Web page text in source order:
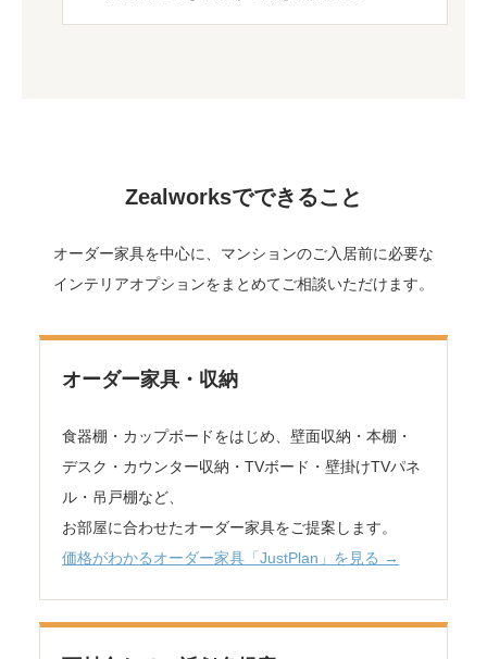
Zealworksでできること
オーダー家具を中心に、マンションのご入居前に必要な
インテリアオプションをまとめてご相談いただけます。
オーダー家具・収納
食器棚・カップボードをはじめ、壁面収納・本棚・
デスク・カウンター収納・TVボード・壁掛けTVパネ
ル・吊戸棚など、
お部屋に合わせたオーダー家具をご提案します。
価格がわかるオーダー家具「JustPlan」を見る →